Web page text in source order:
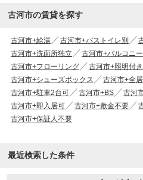
古河市の賃貸を探す
古河市+給湯 古河市+バストイレ別
古河市+洗面所独立
古河市+バルコニー
古河市+フローリング
古河市+照明付き
古河市+シューズボックス
古河市+全
古河市+駐車2台可
古河市+BS
古河
古河市+即入居可
古河市+敷金不要
古河市+保証人不要
最近検索した条件